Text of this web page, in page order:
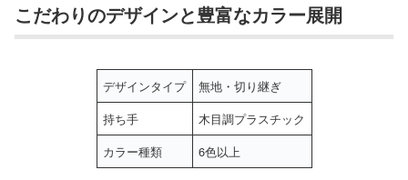
こだわりのデザインと豊富なカラー展開
デザインタイプ
無地・切り継ぎ
持ち手
木目調プラスチック
カラー種類
6色以上